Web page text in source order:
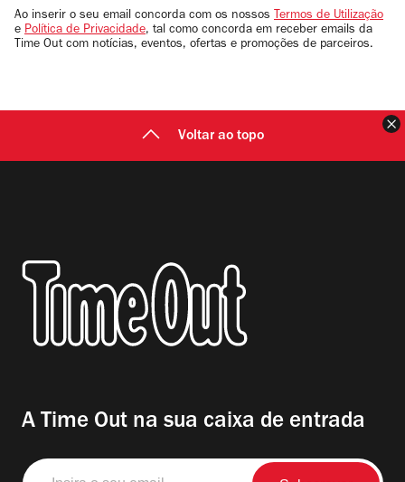
email
Ao inserir o seu email concorda com os nossos Termos de Utilização
e Política de Privacidade, tal como concorda em receber emails da
Time Out com notícias, eventos, ofertas e promoções de parceiros.
Voltar ao topo
A Time Out na sua caixa de entrada
Insira